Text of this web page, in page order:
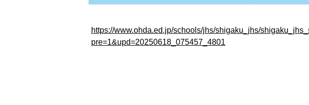
置：
https://www.ohda.ed.jp/schools/jhs/shigaku_jhs/
pre=1&upd=20250618_075457_4801